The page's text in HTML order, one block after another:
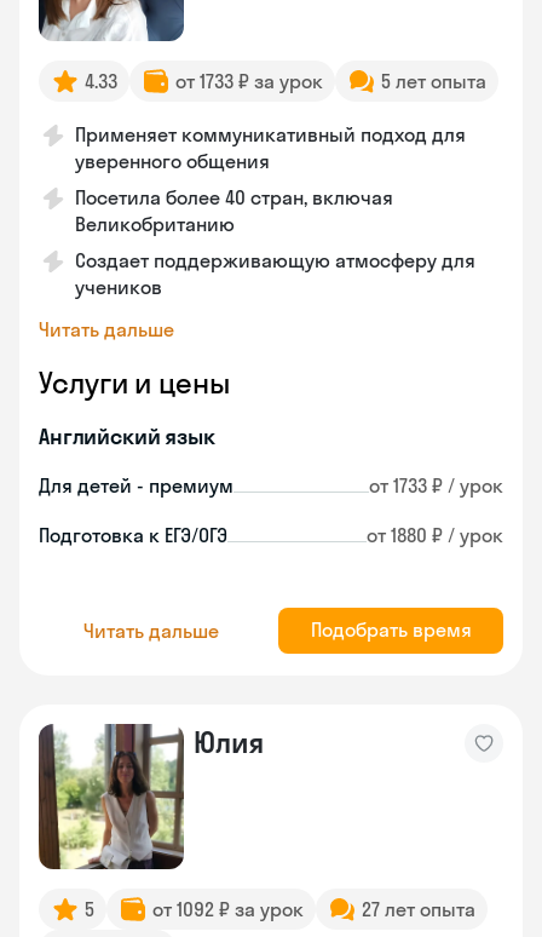
4.33 от 1733 ₽ за урок 5 лет опыта
Применяет коммуникативный подход для
уверенного общения
Посетила более 40 стран, включая
Великобританию
Создает поддерживающую атмосферу для
учеников
Читать дальше
Услуги и цены
Английский язык
Для детей - премиум от 1733 ₽ / урок
Подготовка к ЕГЭ/ОГЭ от 1880 ₽ / урок
Читать дальше Подобрать время
Юлия
5 от 1092 ₽ за урок
27 лет опыта